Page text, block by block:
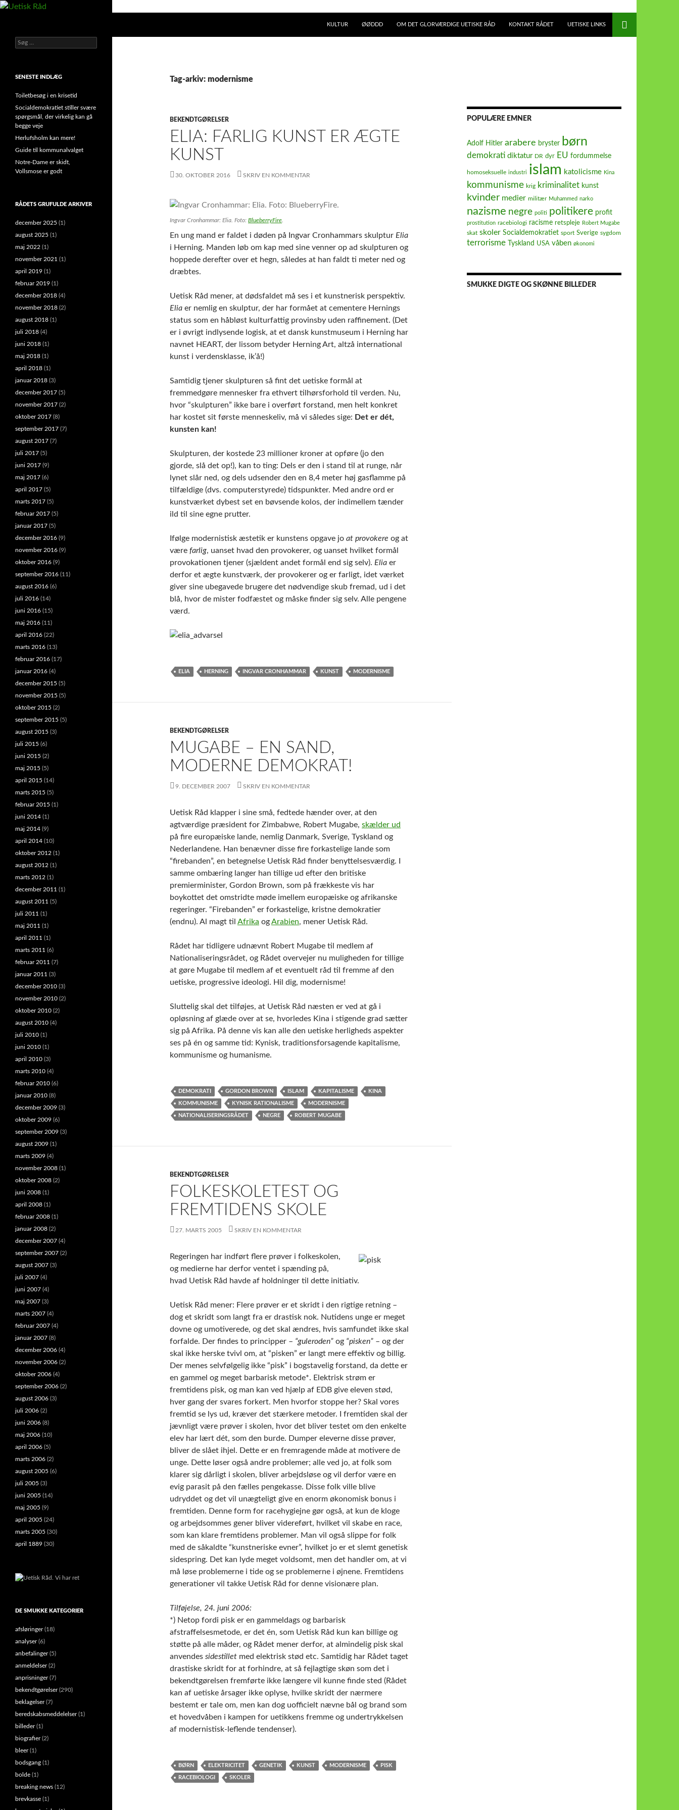
Hop
KULTUR ØØDDD OM DET GLORVÆRDIGE UETISKE RÅD KONTAKT RÅDET UETISKE LINKS
Tag-arkiv: modernisme
BEKENDTGØRELSER
ELIA: FARLIG KUNST ER ÆGTE
KUNST
30. OKTOBER 2016 SKRIV EN KOMMENTAR
Ingvar Cronhammar: Elia . Foto: BlueberryFire
En ung mand er faldet i døden på Ingvar Cronhammars skulptur Elia
i Herning. Manden løb om kap med sine venner op ad skulpturen og
hoppede derefter over et hegn, således at han faldt ti meter ned og
dræbtes.
Uetisk Råd mener, at dødsfaldet må ses i et kunstnerisk perspektiv.
Elia er nemlig en skulptur, der har formået at cementere Hernings
status som en håbløst kulturfattig provinsby uden raffinement. (Det
er i øvrigt indlysende logisk, at et dansk kunstmuseum i Herning har
navnet HEART, der lissom betyder Herning Art, altzå international
kunst i verdensklasse, ik’å!)
Samtidig tjener skulpturen så fint det uetiske formål at
fremmedgøre mennesker fra ethvert tilhørsforhold til verden. Nu,
hvor “skulpturen” ikke bare i overført forstand, men helt konkret
har kostet sit første menneskeliv, må vi således sige: Det er dét,
kunsten kan!
Skulpturen, der kostede 23 millioner kroner at opføre (jo den
gjorde, slå det op!), kan to ting: Dels er den i stand til at runge, når
lynet slår ned, og dels udsender den en 8,4 meter høj gasflamme på
tilfældige (dvs. computerstyrede) tidspunkter. Med andre ord er
kunstværket dybest set en bøvsende kolos, der indimellem tænder
ild til sine egne prutter.
Ifølge modernistisk æstetik er kunstens opgave jo at provokere og at
være farlig, uanset hvad den provokerer, og uanset hvilket formål
provokationen tjener (sjældent andet formål end sig selv). Elia er
derfor et ægte kunstværk, der provokerer og er farligt, idet værket
giver sine ubegavede brugere det nødvendige skub fremad, ud i det
blå, hvor de mister fodfæstet og måske finder sig selv. Alle pengene
værd.
ELIA HERNING INGVAR CRONHAMMAR KUNST MODERNISME
BEKENDTGØRELSER
MUGABE – EN SAND,
MODERNE DEMOKRAT!
9. DECEMBER 2007 SKRIV EN KOMMENTAR
Uetisk Råd klapper i sine små, fedtede hænder over, at den
agtværdige præsident for Zimbabwe, Robert Mugabe, skælder ud
på fire europæiske lande, nemlig Danmark, Sverige, Tyskland og
Nederlandene. Han benævner disse fire forkastelige lande som
“firebanden”, en betegnelse Uetisk Råd finder benyttelsesværdig. I
samme ombæring langer han tillige ud efter den britiske
premierminister, Gordon Brown, som på frækkeste vis har
boykottet det omstridte møde imellem europæiske og afrikanske
regeringer. “Firebanden” er forkastelige, kristne demokratier
(endnu). Al magt til Afrika ogArabien, mener Uetisk Råd.
Rådet har tidligere udnævnt Robert Mugabe til medlem af
Nationaliseringsrådet, og Rådet overvejer nu muligheden for tillige
at gøre Mugabe til medlem af et eventuelt råd til fremme af den
uetiske, progressive ideologi. Hil dig, modernisme!
Sluttelig skal det tilføjes, at Uetisk Råd næsten er ved at gå i
opløsning af glæde over at se, hvorledes Kina i stigende grad sætter
sig på Afrika. På denne vis kan alle den uetiske herligheds aspekter
ses på én og samme tid: Kynisk, traditionsforsagende kapitalisme,
kommunisme og humanisme.
DEMOKRATI GORDON BROWN ISLAM KAPITALISME KINA
KOMMUNISME KYNISK RATIONALISME MODERNISME
NATIONALISERINGSRÅDET NEGRE ROBERT MUGABE
BEKENDTGØRELSER
FOLKESKOLETEST OG
FREMTIDENS SKOLE
27. MARTS 2005 SKRIV EN KOMMENTAR
Regeringen har indført flere prøver i folkeskolen,
og medierne har derfor ventet i spænding på,
hvad Uetisk Råd havde af holdninger til dette initiativ.
Uetisk Råd mener: Flere prøver er et skridt i den rigtige retning –
dog et skridt som langt fra er drastisk nok. Nutidens unge er meget
dovne og umotiverede, og det skal ændres, hvis samfundet ikke skal
forfalde. Der findes to principper – “guleroden” og “pisken” – og der
skal ikke herske tvivl om, at “pisken” er langt mere effektiv og billig.
Der menes selvfølgelig ikke “pisk” i bogstavelig forstand, da dette er
en gammel og meget barbarisk metode*. Elektrisk strøm er
fremtidens pisk, og man kan ved hjælp af EDB give eleven stød,
hver gang der svares forkert. Men hvorfor stoppe her? Skal vores
fremtid se lys ud, kræver det stærkere metoder. I fremtiden skal der
jævnligt være prøver i skolen, hvor det bliver testet om den enkelte
elev har lært dét, som den burde. Dumper eleverne disse prøver,
bliver de slået ihjel. Dette er en fremragende måde at motivere de
unge. Dette løser også andre problemer; alle ved jo, at folk som
klarer sig dårligt i skolen, bliver arbejdsløse og vil derfor være en
evig parasit på den fælles pengekasse. Disse folk ville blive
udryddet og det vil unægteligt give en enorm økonomisk bonus i
fremtiden. Denne form for racehygiejne gør også, at kun de kloge
og arbejdsommes gener bliver videreført, hvilket vil skabe en race,
som kan klare fremtidens problemer. Man vil også slippe for folk
med de såkaldte “kunstneriske evner”, hvilket jo er et slemt genetisk
sidespring. Det kan lyde meget voldsomt, men det handler om, at vi
må løse problemerne i tide og se problemerne i øjnene. Fremtidens
generationer vil takke Uetisk Råd for denne visionære plan.
Tilføjelse, 24. juni 2006:
*) Netop fordi pisk er en gammeldags og barbarisk
afstraffelsesmetode, er det én, som Uetisk Råd kun kan billige og
støtte på alle måder, og Rådet mener derfor, at almindelig pisk skal
anvendes sidestillet med elektrisk stød etc. Samtidig har Rådet taget
drastiske skridt for at forhindre, at så fejlagtige skøn som det i
bekendtgørelsen fremførte ikke længere vil kunne finde sted (Rådet
kan af uetiske årsager ikke oplyse, hvilke skridt der nærmere
bestemt er tale om, men kan dog uofficielt nævne bål og brand som
et hovedvåben i kampen for uetikkens fremme og undertrykkelsen
af modernistisk-leflende tendenser).
BØRN ELEKTRICITET GENETIK KUNST MODERNISME PISK
RACEBIOLOGI SKOLER
POPULÆRE EMNER
Adolf Hitler arabere bryster børn
demokrati diktatur DR dyr EU fordummelse
homoseksuelle industri islam katolicisme Kina
kommunisme krig kriminalitet kunst
kvinder medier militær Muhammed narko
nazisme negre politi politikere profit
prostitution racebiologi racisme retspleje Robert Mugabe
skat skoler Socialdemokratiet sport Sverige sygdom
terrorisme Tyskland USA våben økonomi
SMUKKE DIGTE OG SKØNNE BILLEDER
din stemme i et sygt, sygt samfund!
Søg
efter:
SENESTE INDLÆG
Toiletbesøg i en krisetid
Socialdemokratiet stiller svære
spørgsmål, der virkelig kan gå
begge veje
Herlufsholm kan mere!
Guide til kommunalvalget
Notre-Dame er skidt,
Vollsmose er godt
RÅDETS GRUFULDE ARKIVER
december 2025 (1)
august 2025 (1)
maj 2022 (1)
november 2021 (1)
april 2019 (1)
februar 2019 (1)
december 2018 (4)
november 2018 (2)
august 2018 (1)
juli 2018 (4)
juni 2018 (1)
maj 2018 (1)
april 2018 (1)
januar 2018 (3)
december 2017 (5)
november 2017 (2)
oktober 2017 (8)
september 2017 (7)
august 2017 (7)
juli 2017 (5)
juni 2017 (9)
maj 2017 (6)
april 2017 (5)
marts 2017 (5)
februar 2017 (5)
januar 2017 (5)
december 2016 (9)
november 2016 (9)
oktober 2016 (9)
september 2016 (11)
august 2016 (6)
juli 2016 (14)
juni 2016 (15)
maj 2016 (11)
april 2016 (22)
marts 2016 (13)
februar 2016 (17)
januar 2016 (4)
december 2015 (5)
november 2015 (5)
oktober 2015 (2)
september 2015 (5)
august 2015 (3)
juli 2015 (6)
juni 2015 (2)
maj 2015 (5)
april 2015 (14)
marts 2015 (5)
februar 2015 (1)
juni 2014 (1)
maj 2014 (9)
april 2014 (10)
oktober 2012 (1)
august 2012 (1)
marts 2012 (1)
december 2011 (1)
august 2011 (5)
juli 2011 (1)
maj 2011 (1)
april 2011 (1)
marts 2011 (6)
februar 2011 (7)
januar 2011 (3)
december 2010 (3)
november 2010 (2)
oktober 2010 (2)
august 2010 (4)
juli 2010 (1)
juni 2010 (1)
april 2010 (3)
marts 2010 (4)
februar 2010 (6)
januar 2010 (8)
december 2009 (3)
oktober 2009 (6)
september 2009 (3)
august 2009 (1)
marts 2009 (4)
november 2008 (1)
oktober 2008 (2)
juni 2008 (1)
april 2008 (1)
februar 2008 (1)
januar 2008 (2)
december 2007 (4)
september 2007 (2)
august 2007 (3)
juli 2007 (4)
juni 2007 (4)
maj 2007 (3)
marts 2007 (4)
februar 2007 (4)
januar 2007 (8)
december 2006 (4)
november 2006 (2)
oktober 2006 (4)
september 2006 (2)
august 2006 (3)
juli 2006 (2)
juni 2006 (8)
maj 2006 (10)
april 2006 (5)
marts 2006 (2)
august 2005 (6)
juli 2005 (3)
juni 2005 (14)
maj 2005 (9)
april 2005 (24)
marts 2005 (30)
april 1889 (30)
DE SMUKKE KATEGORIER
afsløringer(18)
analyser(6)
anbefalinger(5)
anmeldelser(2)
anprisninger(7)
bekendtgørelser(290)
beklagelser(7)
beredskabsmeddelelser(1)
billeder(1)
biografier(2)
bleer(1)
bodsgang (1)
bolde (1)
breaking news (12)
brevkasse (1)